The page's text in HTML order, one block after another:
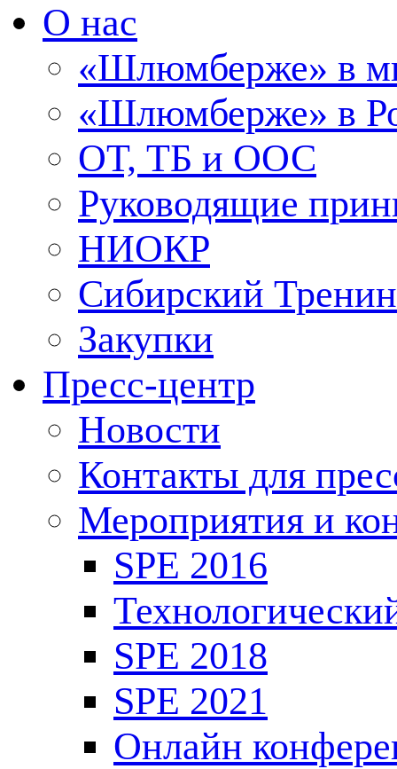
О нас
«Шлюмберже» в
«Шлюмберже» в
ОТ, ТБ и ООС
Руководящие
НИОКР
Сибирский
Закупки
Пресс-центр
Новости
Контакты для
Мероприятия и
SPE 2016
SPE 2018
SPE 2021
Онлайн